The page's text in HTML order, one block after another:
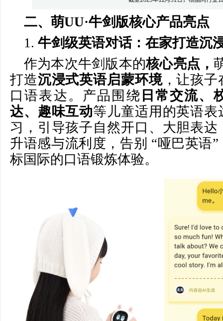
二、萌UU·牛剑版核心产品亮点
1. 牛剑级英语对话：在家打造沉
作为本次牛剑版本的核心亮点，
打造沉浸式英语启蒙环境，让孩子
口语表达。产品围绕 日常交流、
达、趣味互动等儿童适用的英语
习，引导孩子自然开口、大胆表
升语感与流利度，告别 “哑巴英语
标国际的口语锻炼体验。